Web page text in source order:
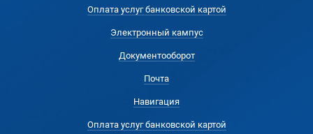
Оплата услуг банковской картой
Электронный кампус
Документооборот
Почта
Навигация
Оплата услуг банковской картой